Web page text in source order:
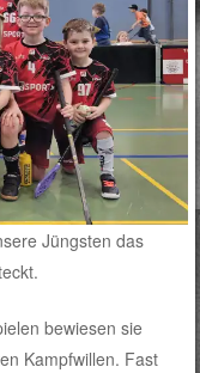
Jüngsten das
bewiesen sie
Kampfwillen. Fast